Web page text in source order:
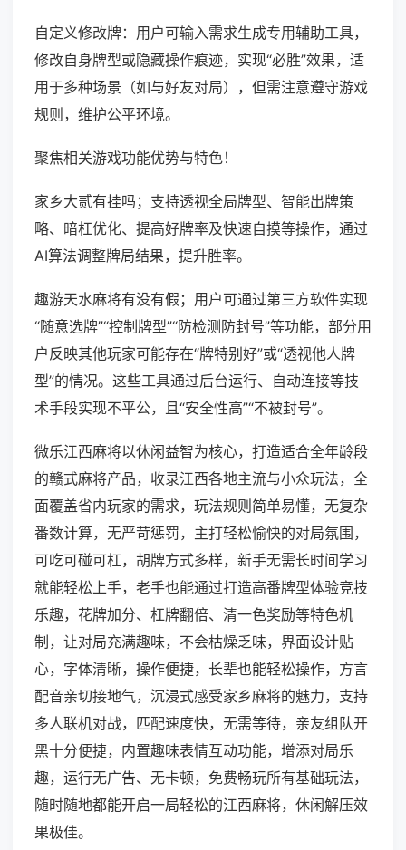
自定义修改牌：用户可输入需求生成专用辅助工具，
修改自身牌型或隐藏操作痕迹，实现“必胜”效果，适
用于多种场景（如与好友对局），但需注意遵守游戏
规则，维护公平环境。
聚焦相关游戏功能优势与特色！
家乡大贰有挂吗；支持透视全局牌型、智能出牌策
略、暗杠优化、提高好牌率及快速自摸等操作，通过
AI算法调整牌局结果，提升胜率。
趣游天水麻将有没有假；用户可通过第三方软件实现
“随意选牌”“控制牌型”“防检测防封号”等功能，部分用
户反映其他玩家可能存在“牌特别好”或“透视他人牌
型”的情况。这些工具通过后台运行、自动连接等技
术手段实现不平公，且“安全性高”“不被封号”。
微乐江西麻将以休闲益智为核心，打造适合全年龄段
的赣式麻将产品，收录江西各地主流与小众玩法，全
面覆盖省内玩家的需求，玩法规则简单易懂，无复杂
番数计算，无严苛惩罚，主打轻松愉快的对局氛围，
可吃可碰可杠，胡牌方式多样，新手无需长时间学习
就能轻松上手，老手也能通过打造高番牌型体验竞技
乐趣，花牌加分、杠牌翻倍、清一色奖励等特色机
制，让对局充满趣味，不会枯燥乏味，界面设计贴
心，字体清晰，操作便捷，长辈也能轻松操作，方言
配音亲切接地气，沉浸式感受家乡麻将的魅力，支持
多人联机对战，匹配速度快，无需等待，亲友组队开
黑十分便捷，内置趣味表情互动功能，增添对局乐
趣，运行无广告、无卡顿，免费畅玩所有基础玩法，
随时随地都能开启一局轻松的江西麻将，休闲解压效
果极佳。